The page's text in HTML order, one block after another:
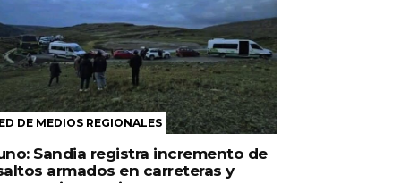
DE MEDIOS REGIONALES
Sandia registra incremento de
armados en carreteras y